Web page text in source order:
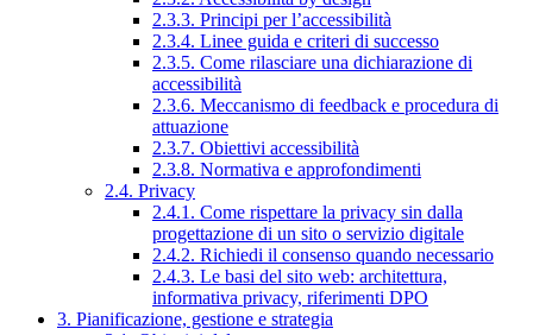
2.3.3. Principi per l’accessibilità
2.3.4. Linee guida e criteri di successo
2.3.5. Come rilasciare una dichiarazione di
accessibilità
2.3.6. Meccanismo di feedback e procedura di
attuazione
2.3.7. Obiettivi accessibilità
2.3.8. Normativa e approfondimenti
2.4. Privacy
2.4.1. Come rispettare la privacy sin dalla
progettazione di un sito o servizio digitale
2.4.2. Richiedi il consenso quando necessario
2.4.3. Le basi del sito web: architettura,
informativa privacy, riferimenti DPO
3. Pianificazione, gestione e strategia